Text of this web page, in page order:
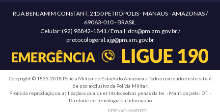
RUA BENJAMIM CONSTANT, 2150 PETRÓPOLIS - MANAUS - AMAZONAS /
69063-010 - BRASIL
Celular: (92) 98842-1841 / Email: dcs@pm.am.gov.br /
protocologeral.ajg@pm.am.gov.br
Copyright © 1835-2018 Polícia Militar do Estado do Amazonas. Todo o conteúdo deste site é
de uso exclusivo da Polícia Militar.
Proibida reprodução ou utilização a qualquer título, sob as penas da lei. - Mantida pela: DTI -
Diretoria de Tecnologia da Informação